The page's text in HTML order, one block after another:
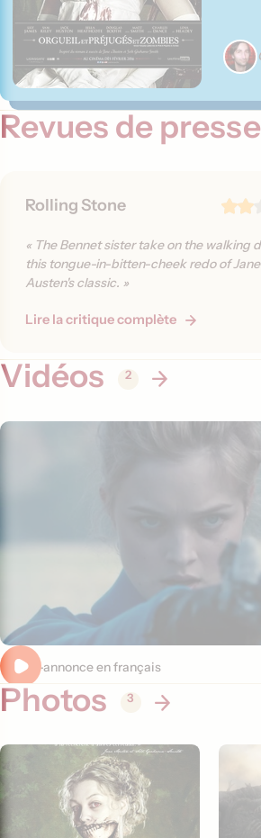
Revues de presse
Rolling Stone
« The Bennet sister take on the walking
this tongue-in-bitten-cheek redo of Jane
Austen's classic. »
Lire la critique complète
Vidéos 2
Bande-annonce en français
Photos 3